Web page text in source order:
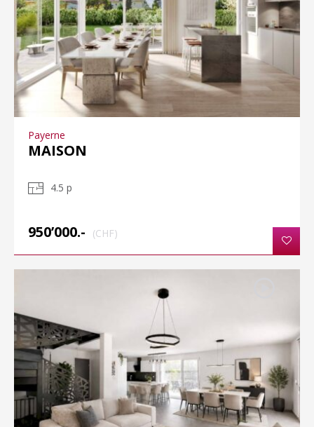
Payerne
MAISON
4.5 p
950’000.- (CHF)